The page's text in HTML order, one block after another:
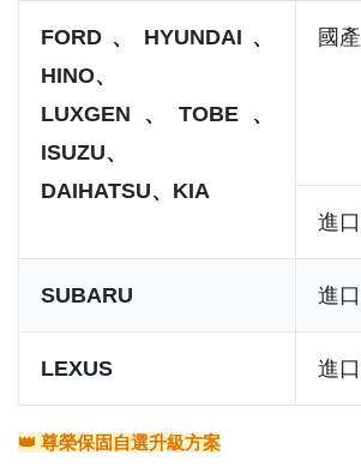
FORD、HYUNDAI、
HINO、
LUXGEN、TOBE、
ISUZU、
DAIHATSU、KIA
國產
進口
SUBARU 進口
LEXUS 進口
👑 尊榮保固自選升級方案